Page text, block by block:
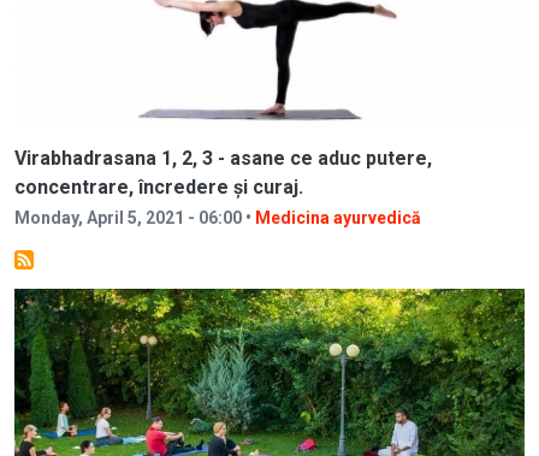
Virabhadrasana 1, 2, 3 - asane ce aduc putere,
concentrare, încredere și curaj.
Monday, April 5, 2021 - 06:00 • Medicina ayurvedică
Image